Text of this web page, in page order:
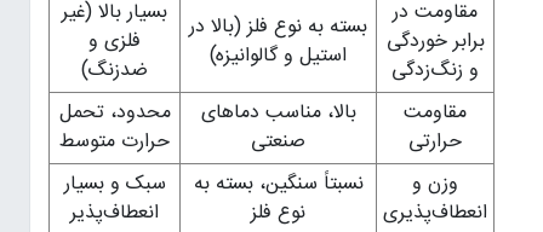
مقاومت در
برابر خوردگی
و زنگ‌زدگی
بسته به نوع فلز (بالا در
استیل و گالوانیزه)
بسیار بالا (غیر
فلزی و
ضدزنگ)
مقاومت
حرارتی
بالا، مناسب دماهای
صنعتی
محدود، تحمل
حرارت متوسط
انعطاف‌پذیری
نسبتاً سنگین، بسته به
نوع فلز
سبک و بسیار
انعطاف‌پذیر